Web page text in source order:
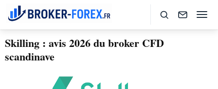
Skilling : avis 2026 du broker CFD
scandinave